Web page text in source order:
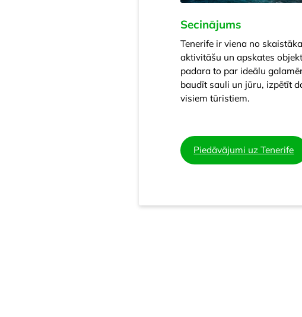
Secinājums
Tenerife ir viena no
aktivitāšu un apskates
padara to par ideālu
baudīt sauli un jūru, izpētīt
visiem tūristiem.
Piedāvājumi uz Tenerife